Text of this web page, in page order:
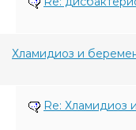
Хламидиоз и
Re: Хламидиоз